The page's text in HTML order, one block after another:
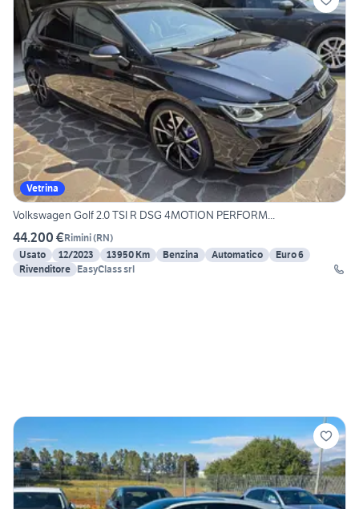
Vetrina
Volkswagen Golf 2.0 TSI R DSG 4MOTION PERFORM...
44.200 €Rimini(RN)
Usato
12/2023 13950 Km Benzina Automatico
Euro 6
Rivenditore EasyClass srl